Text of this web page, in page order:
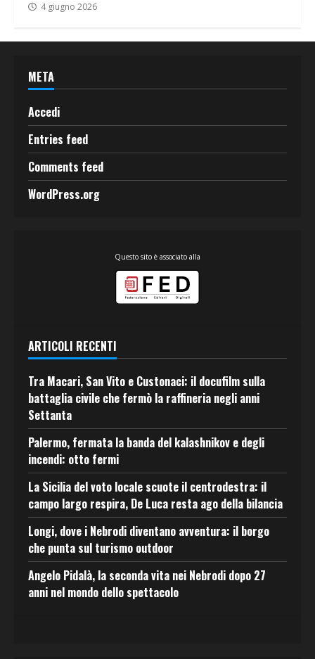
4 giugno 2026
META
Accedi
Entries feed
Comments feed
WordPress.org
Questo sito è associato alla
ARTICOLI RECENTI
Tra Macari, San Vito e Custonaci: il docufilm sulla
battaglia civile che fermò la raffineria negli anni
Settanta
Palermo, fermata la banda del kalashnikov e degli
incendi: otto fermi
La Sicilia del voto locale scuote il centrodestra: il
campo largo respira, De Luca resta ago della bilancia
Longi, dove i Nebrodi diventano avventura: il borgo
che punta sul turismo outdoor
Angelo Pidalà, la seconda vita nei Nebrodi dopo 27
anni nel mondo dello spettacolo